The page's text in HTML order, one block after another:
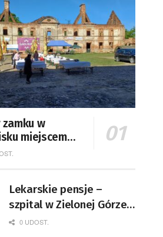
zamku w
miejscem
plonów
Lekarskie pensje –
szpital w Zielonej Górze
podaje dane
0 UDOST.